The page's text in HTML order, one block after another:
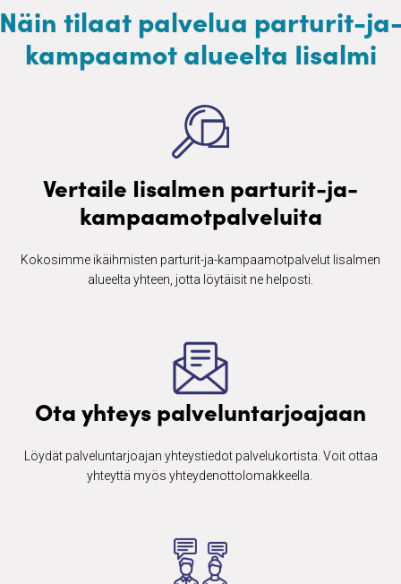
tilaat palvelua parturit-
kampaamot alueelta Iisalmi
Vertaile Iisalmen parturit-ja-
kampaamotpalveluita
Kokosimme ikäihmisten ​parturit-ja-kampaamotpalvelut Iisalmen
alueelta yhteen, jotta löytäisit ne helposti.
Ota yhteys palveluntarjoajaan
Löydät palveluntarjoajan yhteystiedot palvelukortista. Voit ottaa
yhteyttä myös yhteydenottolomakkeella. ​